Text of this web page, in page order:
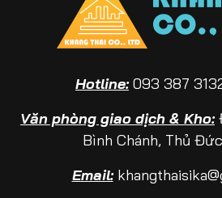
Hotline:093 387
Văn phòng giao dịch & Kho:
Bình Chánh, Thủ
Email:
Trong Trám Khe Và
So Sánh SikaTop®-107
Seal Nên Chọn Loại